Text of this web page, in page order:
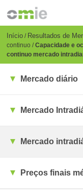
para
conteúdo
principal
Breadcrumb
Início Resultados de
continuo Capacidade e
continuo mercado
Mercado diário
Mercado
Mercado
Preços finais